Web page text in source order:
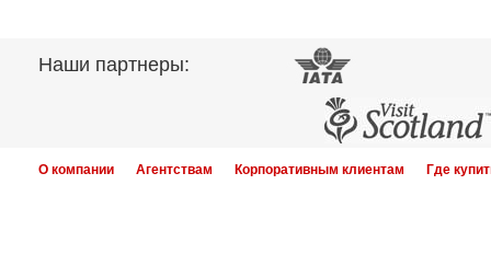
Наши партнеры:
О компании Агентствам Корпоративным клиентам Где